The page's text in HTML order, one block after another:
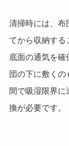
清掃時には、布
てから収納する
底面の通気を
団の下に敷く
間で吸湿限界
換が必要です。